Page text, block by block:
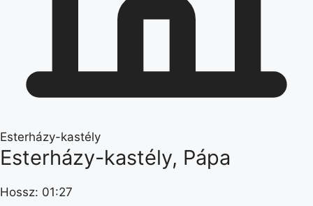
Esterházy-kastély
Esterházy-kastély, Pápa
Hossz: 01:27